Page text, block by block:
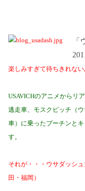
楽しみすぎて待ちきれな
USAVICHのアニメからリ
逃走車、モスクビッチ（
車）に乗ったプーチンと
す。
それが・・・ウサダッシ
田・福岡）